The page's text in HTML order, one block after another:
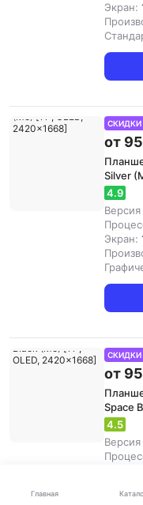
Главная
Экран:
СКИДКИ
от
Silver
4.9
Экран:
СКИДКИ
от
Space
4.5